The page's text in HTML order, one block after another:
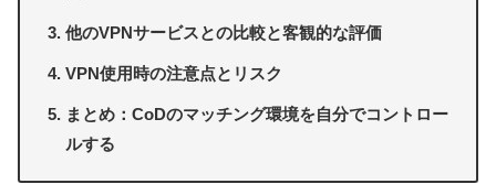
他のVPNサービスとの比較と客観的な評価
VPN使用時の注意点とリスク
まとめ：CoDのマッチング環境を自分でコントロー
ルする